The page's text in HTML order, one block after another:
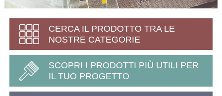
CERCA IL PRODOTTO TRA LE
NOSTRE CATEGORIE
SCOPRI I PRODOTTI PIÙ UTILI PER
IL TUO PROGETTO